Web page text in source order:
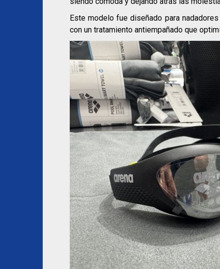
Este modelo fue diseñado para
con un tratamiento antiempañado que